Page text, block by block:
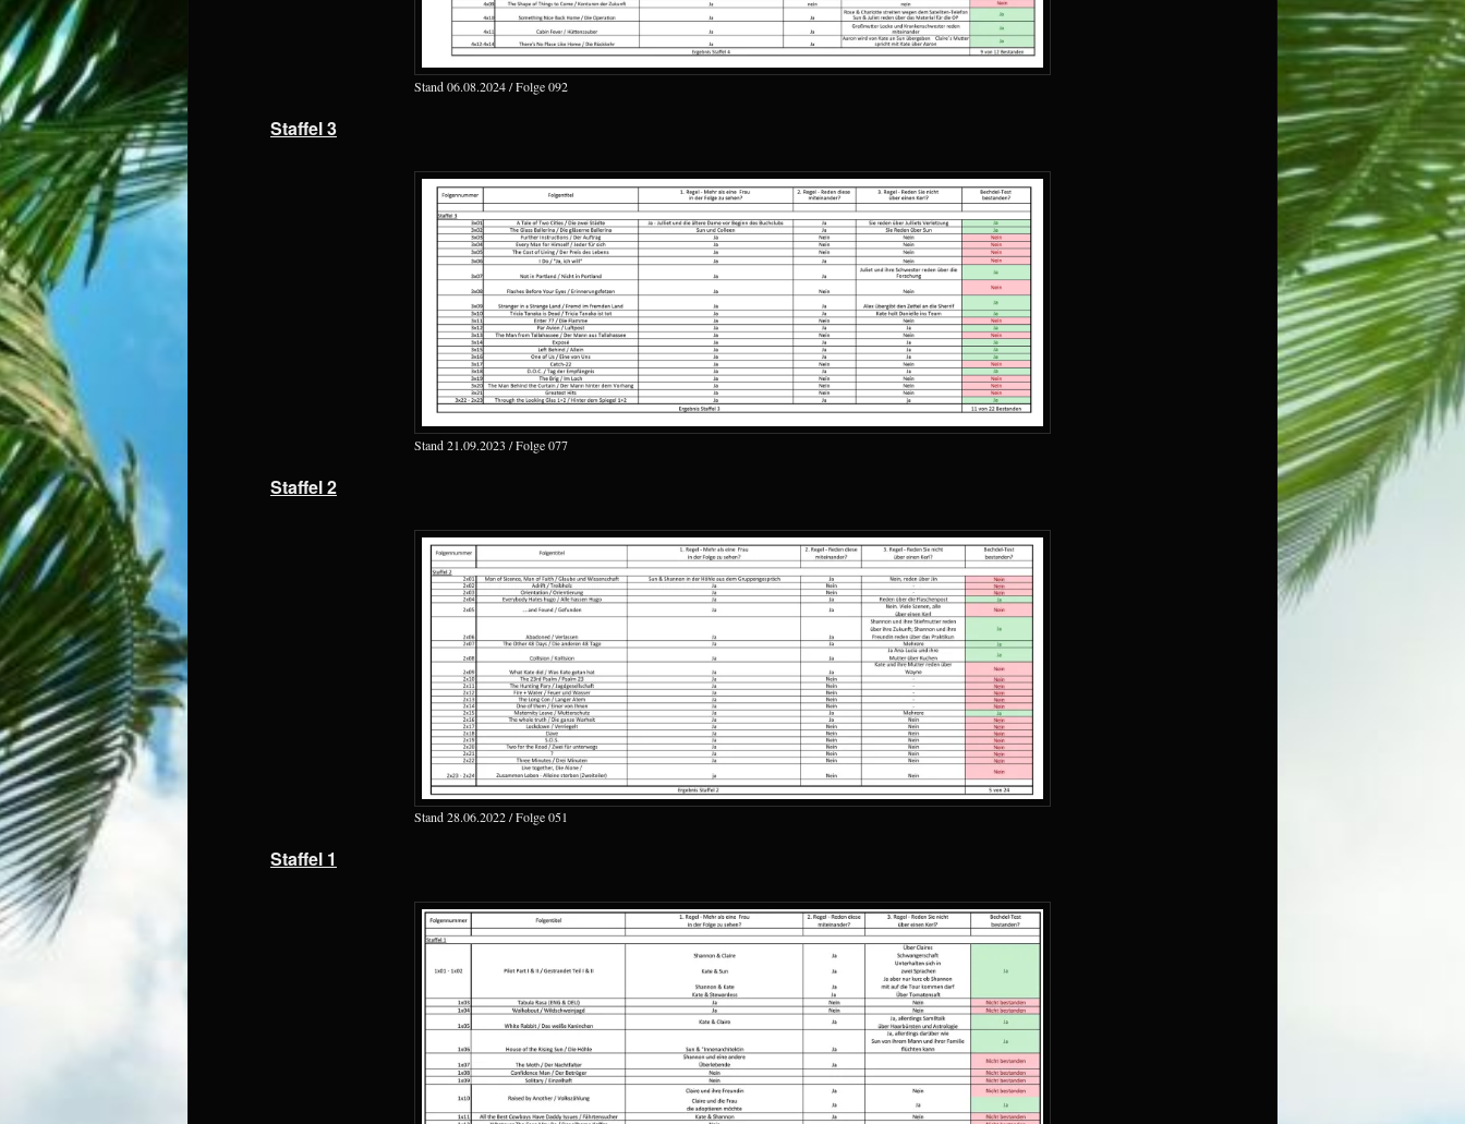
Stand 06.08.2024 / Folge 092
Staffel 3
Stand 21.09.2023 / Folge 077
Staffel 2
Stand 28.06.2022 / Folge 051
Staffel 1